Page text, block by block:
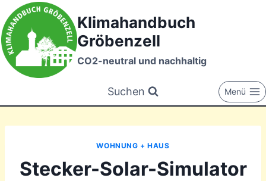
Zum
Inhalt
springen
Klimahandbuch
Gröbenzell
CO2-neutral und nachhaltig
Suchen Menü
WOHNUNG + HAUS
Stecker-Solar-Simulator